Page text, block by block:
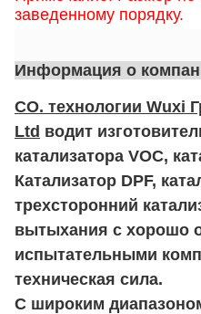
заведенному порядку.
Информация о
CO. технологии Wuxi
Ltd водит
катализатора VOC,
Катализатор DPF,
трехсторонний
вытыхания с хорошо
испытательными
техническая сила.
С широким